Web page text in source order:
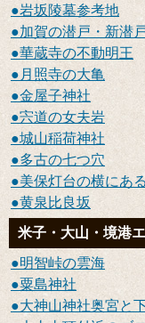
岩坂陵墓参考地
加賀の潜戸・新潜
華蔵寺の不動明王
月照寺の大亀
金屋子神社
宍道の女夫岩
城山稲荷神社
多古の七つ穴
美保灯台の横にあ
黄泉比良坂
米子・大山・境港
明智峠の雲海
粟島神社
大神山神社奥宮と